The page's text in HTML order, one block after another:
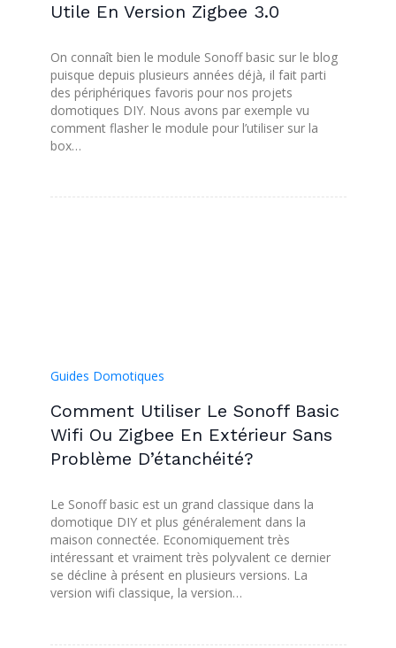
Utile En Version Zigbee 3.0
On connaît bien le module Sonoff basic sur le blog
puisque depuis plusieurs années déjà, il fait parti
des périphériques favoris pour nos projets
domotiques DIY. Nous avons par exemple vu
comment flasher le module pour l’utiliser sur la
box…
Guides Domotiques
Comment Utiliser Le Sonoff Basic
Wifi Ou Zigbee En Extérieur Sans
Problème D’étanchéité?
Le Sonoff basic est un grand classique dans la
domotique DIY et plus généralement dans la
maison connectée. Economiquement très
intéressant et vraiment très polyvalent ce dernier
se décline à présent en plusieurs versions. La
version wifi classique, la version…